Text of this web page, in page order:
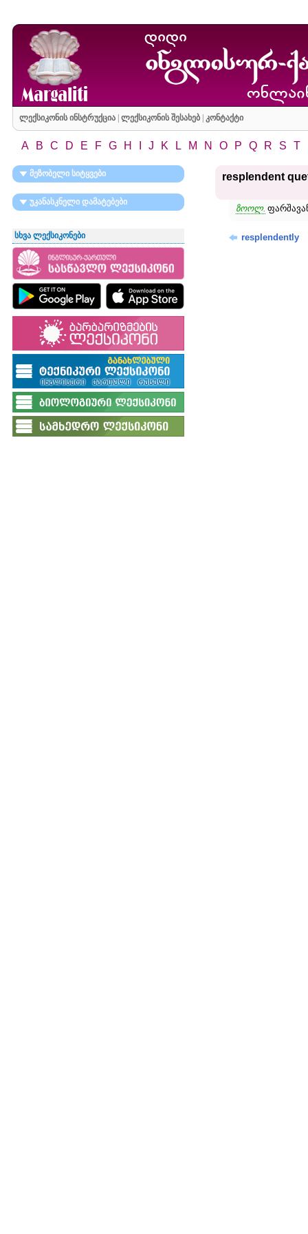
ლექსიკონის ინსტრუქცია| ლექსიკონის შესახებ| კონტაქტი
A B C D E F G H J K L M N O P Q R S T
მეზობელი სიტყვები
უკანასკნელი დამატებები
სხვა ლექსიკონები
resplendent
ზოოლ.
resplendently